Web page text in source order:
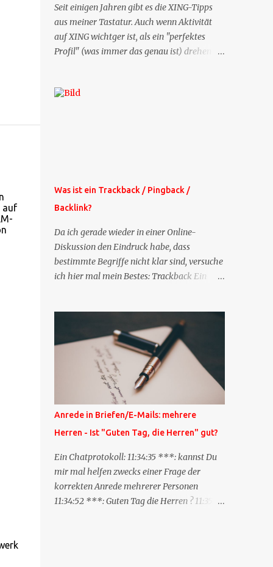
auf
Seit einigen Jahren gibt es die XING-Tipps
aus meiner Tastatur. Auch wenn Aktivität
auf XING wichtger ist, als ein "perfektes
Profil" (was immer das genau ist) drehen
es jetzt die Profil-Fragen zu XING als eigene
Weitere Mailangebote dieser Art sehen Sie
auf meiner XING-Seite oder hier oben rechts
im Blog. Die Profilfragen werde ich
mittelfristig aus der normalen XING-Tipp-
Mail entfernen, da ich sie so nur an einer
Stelle pflegen muss.
Was ist ein Trackback / Pingback /
Backlink?
Da ich gerade wieder in einer Online-
Diskussion den Eindruck habe, dass
bestimmte Begriffe nicht klar sind, versuche
ich hier mal mein Bestes: Trackback Ein
besagt: "Lieber Blogeintrag, ich habe einen
Kommentar zu dir geschrieben, aber nicht
bei dir in den Kommentaren sondern in
meinem Blog. Bitte vermerke das doch,
damit deine Leser auch mal vorbeischauen,
was ich zu deinem Inhalt zu sagen hatte."
Diese Nachrichtenfunktion wird
'angestoßen' in dem 'mein' Blog an die
'TrackbackURL' des Anderen einen 'Ping'
schickt, d.h. ein paar Parameter übergibt
(URL meines Eintrags, Kurzzitat meines
Beitrags). Praktisch muss man nichts
Anderes tun, als die TrackbackURL beim
Anrede in Briefen/E-Mails: mehrere
Herren - Ist "Guten Tag, die Herren" gut?
Ein Chatprotokoll: 11:34:35 ***: kannst Du
mir mal helfen zwecks einer Frage der
korrekten Anrede mehrerer Personen
11:34:52 ***: Guten Tag die Herren ? 11:35:07